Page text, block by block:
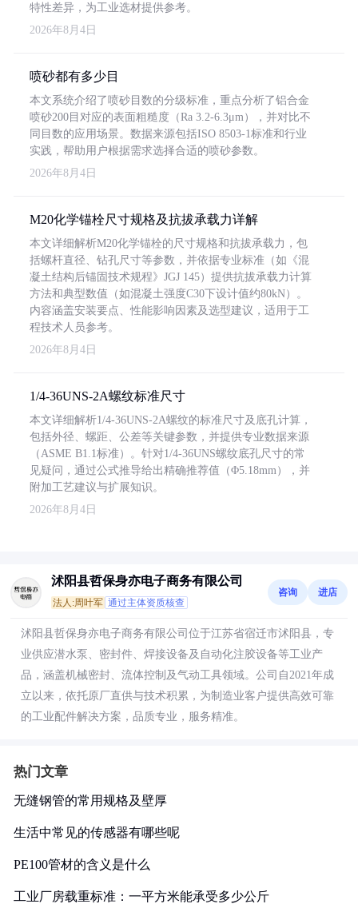
特性差异，为工业选材提供参考。
2026年8月4日
喷砂都有多少目
本文系统介绍了喷砂目数的分级标准，重点分析了铝合金
喷砂200目对应的表面粗糙度（Ra 3.2-6.3μm），并对比不
同目数的应用场景。数据来源包括ISO 8503-1标准和行业
实践，帮助用户根据需求选择合适的喷砂参数。
2026年8月4日
M20化学锚栓尺寸规格及抗拔承载力详解
本文详细解析M20化学锚栓的尺寸规格和抗拔承载力，包
括螺杆直径、钻孔尺寸等参数，并依据专业标准（如《混
凝土结构后锚固技术规程》JGJ 145）提供抗拔承载力计算
方法和典型数值（如混凝土强度C30下设计值约80kN）。
内容涵盖安装要点、性能影响因素及选型建议，适用于工
程技术人员参考。
2026年8月4日
1/4-36UNS-2A螺纹标准尺寸
本文详细解析1/4-36UNS-2A螺纹的标准尺寸及底孔计算，
包括外径、螺距、公差等关键参数，并提供专业数据来源
（ASME B1.1标准）。针对1/4-36UNS螺纹底孔尺寸的常
见疑问，通过公式推导给出精确推荐值（Φ5.18mm），并
附加工艺建议与扩展知识。
2026年8月4日
沭阳县哲保身亦电子商务有限公司
法人:周叶军 通过主体资质核查
咨询 进店
沭阳县哲保身亦电子商务有限公司位于江苏省宿迁市沭阳县，专
业供应潜水泵、密封件、焊接设备及自动化注胶设备等工业产
品，涵盖机械密封、流体控制及气动工具领域。公司自2021年成
立以来，依托原厂直供与技术积累，为制造业客户提供高效可靠
的工业配件解决方案，品质专业，服务精准。
热门文章
无缝钢管的常用规格及壁厚
生活中常见的传感器有哪些呢
PE100管材的含义是什么
工业厂房载重标准：一平方米能承受多少公斤